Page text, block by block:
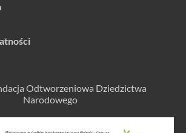
Odtworzeniowa Dziedzictwa
Narodowego